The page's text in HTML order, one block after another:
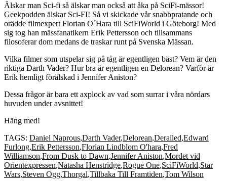
Älskar man Sci-fi så älskar man också att åka på SciFi-mässor!
Geekpodden älskar Sci-FI! Så vi skickade vår snabbpratande och
orädde filmexpert Florian O´Hara till SciFiWorld i Göteborg! Med
sig tog han mässfanatikern Erik Pettersson och tillsammans
filosoferar dom medans de traskar runt på Svenska Mässan.
Vilka filmer som utspelar sig på tåg är egentligen bäst? Vem är den
riktiga Darth Vader? Hur bra är egentligen en Delorean? Varför är
Erik hemligt förälskad i Jennifer Aniston?
Dessa frågor är bara ett axplock av vad som surrar i våra nördars
huvuden under avsnittet!
Häng med!
TAGS: Daniel Naprous,Darth Vader,Delorean,Derailed,Edward
Furlong,Erik Pettersson,Florian Lindblom O'hara,Fred
Williamson,From Dusk to Dawn,Jennifer Aniston,Mordet vid
Orientexpressen,Natasha Henstridge,Rogue One,SciFiWorld,Star
Wars,Steven Ogg,Thorgal,Tillbaka Till Framtiden,Tom Wilson